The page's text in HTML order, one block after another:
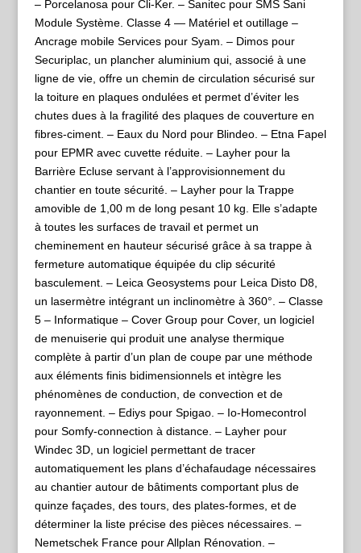
– Porcelanosa pour Cli-Ker. – Sanitec pour SMS Sani
Module Système. Classe 4 — Matériel et outillage –
Ancrage mobile Services pour Syam. – Dimos pour
Securiplac, un plancher aluminium qui, associé à une
ligne de vie, offre un chemin de circulation sécurisé sur
la toiture en plaques ondulées et permet d’éviter les
chutes dues à la fragilité des plaques de couverture en
fibres-ciment. – Eaux du Nord pour Blindeo. – Etna Fapel
pour EPMR avec cuvette réduite. – Layher pour la
Barrière Ecluse servant à l’approvisionnement du
chantier en toute sécurité. – Layher pour la Trappe
amovible de 1,00 m de long pesant 10 kg. Elle s’adapte
à toutes les surfaces de travail et permet un
cheminement en hauteur sécurisé grâce à sa trappe à
fermeture automatique équipée du clip sécurité
basculement. – Leica Geosystems pour Leica Disto D8,
un lasermètre intégrant un inclinomètre à 360°. – Classe
5 – Informatique – Cover Group pour Cover, un logiciel
de menuiserie qui produit une analyse thermique
complète à partir d’un plan de coupe par une méthode
aux éléments finis bidimensionnels et intègre les
phénomènes de conduction, de convection et de
rayonnement. – Ediys pour Spigao. – Io-Homecontrol
pour Somfy-connection à distance. – Layher pour
Windec 3D, un logiciel permettant de tracer
automatiquement les plans d’échafaudage nécessaires
au chantier autour de bâtiments comportant plus de
quinze façades, des tours, des plates-formes, et de
déterminer la liste précise des pièces nécessaires. –
Nemetschek France pour Allplan Rénovation. –